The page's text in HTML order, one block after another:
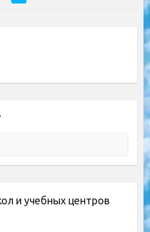
и учебных центров